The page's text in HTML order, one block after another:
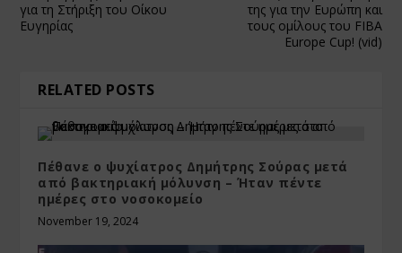
για τη Στήριξη του Οίκου
Ευγηρίας
της για την Ευρώπη και
τους ομίλους του FIBA
Europe Cup! (vid)
RELATED POSTS
Πέθανε ο ψυχίατρος Δημήτρης Σούρας μετά
από βακτηριακή μόλυνση – Ήταν πέντε
ημέρες στο νοσοκομείο
November 19, 2024